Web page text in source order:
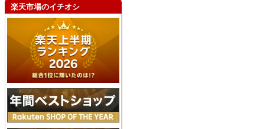
楽天市場のイチオシ